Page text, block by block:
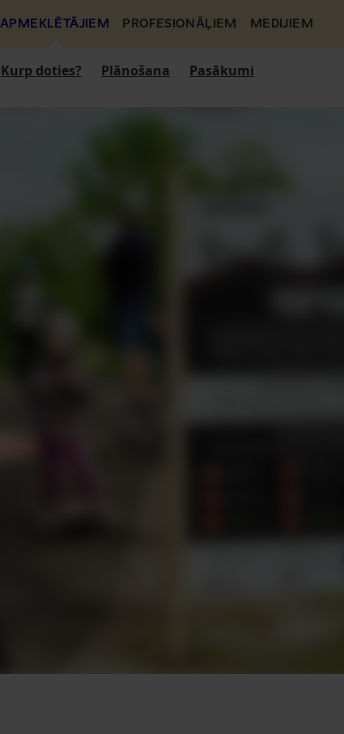
APMEKLĒTĀJIEM PROFESIONĀĻIEM MEDIJIEM
Kurp doties? Plānošana Pasākumi